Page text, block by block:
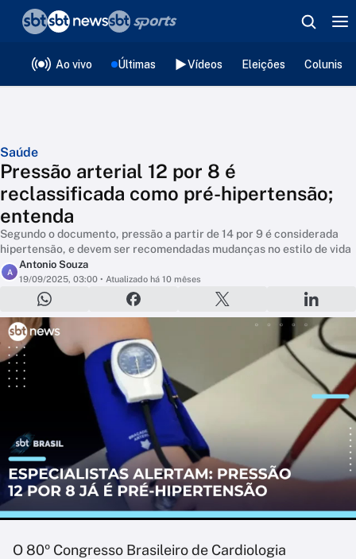
Ao vivo Últimas Vídeos Eleições
Saúde
Pressão arterial 12 por 8 é
reclassificada como pré-hipertensão;
entenda
Segundo o documento, pressão a partir de 14 por 9 é considerada
hipertensão, e devem ser recomendadas mudanças no estilo de vida
A
Antonio Souza
19/09/2025, 03:00 • Atualizado há 10 mêses
O 80º Congresso Brasileiro de Cardiologia
❮voltar
Editorias